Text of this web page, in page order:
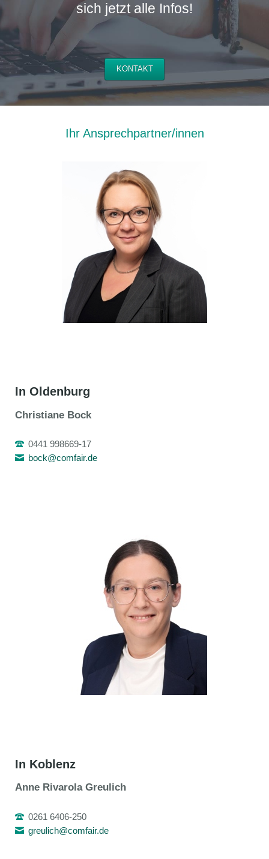
sich jetzt alle Infos!
KONTAKT
Ihr Ansprechpartner/innen
In Oldenburg
Christiane Bock
0441 998669-17
bock@comfair.de
In Koblenz
Anne Rivarola Greulich
0261 6406-250
greulich@comfair.de